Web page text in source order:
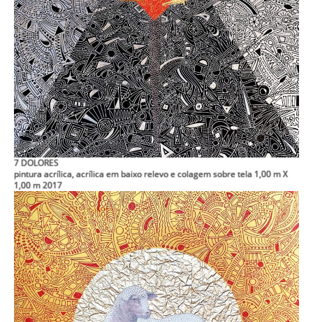
7 DOLORES
pintura acrílica, acrílica em baixo relevo e colagem sobre tela 1,00 m X
1,00 m 2017